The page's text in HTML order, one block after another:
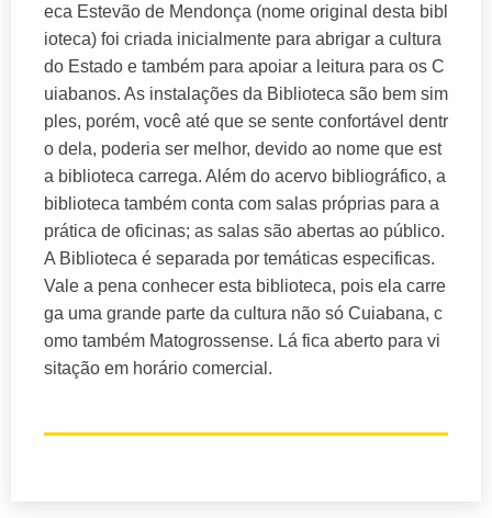
eca Estevão de Mendonça (nome original desta bibl
ioteca) foi criada inicialmente para abrigar a cultura
do Estado e também para apoiar a leitura para os C
uiabanos. As instalações da Biblioteca são bem sim
ples, porém, você até que se sente confortável dentr
o dela, poderia ser melhor, devido ao nome que est
a biblioteca carrega. Além do acervo bibliográfico, a
biblioteca também conta com salas próprias para a
prática de oficinas; as salas são abertas ao público.
A Biblioteca é separada por temáticas especificas.
Vale a pena conhecer esta biblioteca, pois ela carre
ga uma grande parte da cultura não só Cuiabana, c
omo também Matogrossense. Lá fica aberto para vi
sitação em horário comercial.